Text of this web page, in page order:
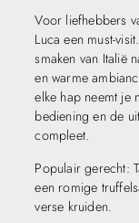
Voor liefhebbers
Luca een must-
smaken van Italië
en warme
elke hap neemt je
bediening en de
compleet.
Populair gerecht:
een romige
verse kruiden.